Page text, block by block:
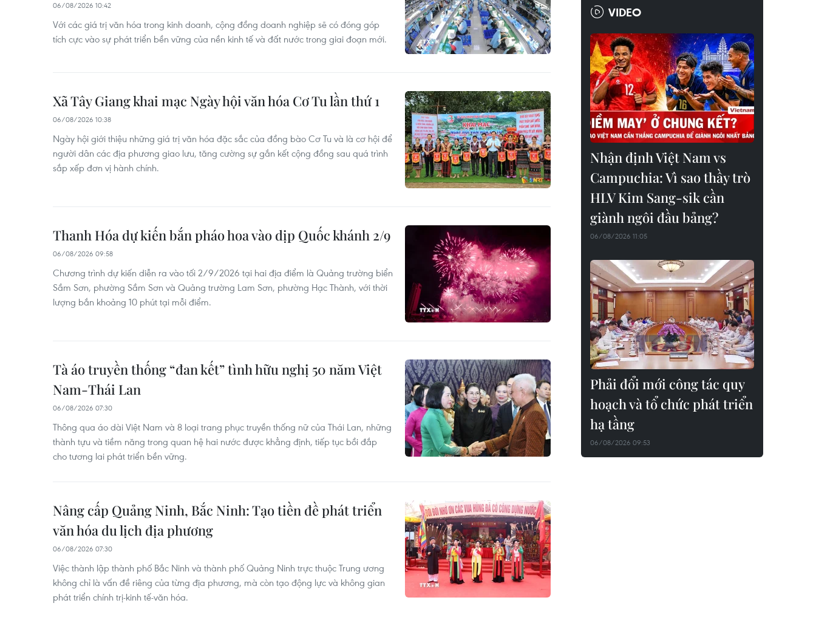
06/08/2026 10:42
Với các giá trị văn hóa trong kinh doanh, cộng đồng doanh nghiệp sẽ có đóng góp
tích cực vào sự phát triển bền vững của nền kinh tế và đất nước trong giai đoạn mới.
Xã Tây Giang khai mạc Ngày hội văn hóa Cơ Tu lần thứ 1
06/08/2026 10:38
Ngày hội giới thiệu những giá trị văn hóa đặc sắc của đồng bào Cơ Tu và là cơ hội để
người dân các địa phương giao lưu, tăng cường sự gắn kết cộng đồng sau quá trình
sắp xếp đơn vị hành chính.
Thanh Hóa dự kiến bắn pháo hoa vào dịp Quốc khánh 2/9
06/08/2026 09:58
Chương trình dự kiến diễn ra vào tối 2/9/2026 tại hai địa điểm là Quảng trường biển
Sầm Sơn, phường Sầm Sơn và Quảng trường Lam Sơn, phường Hạc Thành, với thời
lượng bắn khoảng 10 phút tại mỗi điểm.
Tà áo truyền thống “đan kết” tình hữu nghị 50 năm Việt
Nam-Thái Lan
06/08/2026 07:30
Thông qua áo dài Việt Nam và 8 loại trang phục truyền thống nữ của Thái Lan, những
thành tựu và tiềm năng trong quan hệ hai nước được khẳng định, tiếp tục bồi đắp
cho tương lai phát triển bền vững.
Nâng cấp Quảng Ninh, Bắc Ninh: Tạo tiền đề phát triển
văn hóa du lịch địa phương
06/08/2026 07:30
Việc thành lập thành phố Bắc Ninh và thành phố Quảng Ninh trực thuộc Trung ương
không chỉ là vấn đề riêng của từng địa phương, mà còn tạo động lực và không gian
phát triển chính trị-kinh tế-văn hóa.
VIDEO
Nhận định Việt Nam vs
Campuchia: Vì sao thầy trò
HLV Kim Sang-sik cần
giành ngôi đầu bảng?
06/08/2026 11:05
Phải đổi mới công tác quy
hoạch và tổ chức phát triển
hạ tầng
06/08/2026 09:53